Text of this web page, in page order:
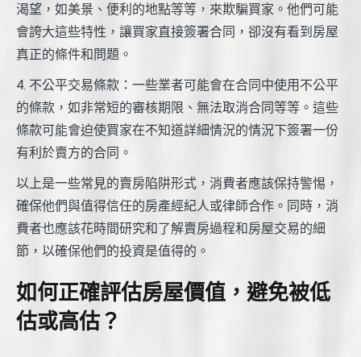
渴望，如美景、便利的地點等等，來欺騙買家。他們可能
會誇大這些特性，讓買家直接簽署合同，卻沒有看到房屋
真正的條件和問題。
4. 不公平交易條款：一些業者可能會在合同中使用不公平
的條款，如非常短的審核期限、無法取消合同等等。這些
條款可能會迫使買家在不知道詳細情況的情況下簽署一份
有利於賣方的合同。
以上是一些常見的賣房陷阱形式，消費者應該保持警惕，
確保他們與值得信任的房產經紀人或律師合作。同時，消
費者也應該花時間研究和了解賣房過程和房屋交易的細
節，以確保他們的投資是值得的。
如何正確評估房屋價值，避免被低
估或高估？